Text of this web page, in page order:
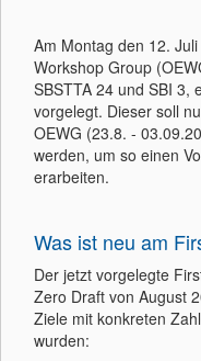
Am Montag den 12.
Workshop Group
SBSTTA 24 und SBI 3,
vorgelegt. Dieser soll
OEWG (23.8. -
werden, um so einen
erarbeiten.
Was ist neu am
Der jetzt vorgelegte
Zero Draft von August
Ziele mit konkreten
wurden: